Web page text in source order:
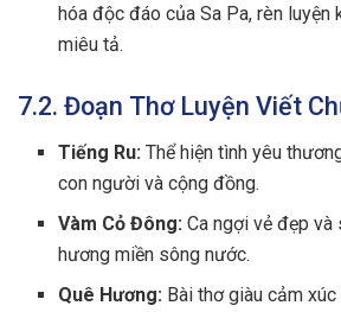
hóa độc đáo của Sa Pa, rèn luyện
miêu tả.
7.2. Đoạn Thơ Luyện Viết
Tiếng Ru: Thể hiện tình yêu
con người và cộng đồng.
Vàm Cỏ Đông: Ca ngợi vẻ đẹp và
hương miền sông nước.
Quê Hương: Bài thơ giàu cảm